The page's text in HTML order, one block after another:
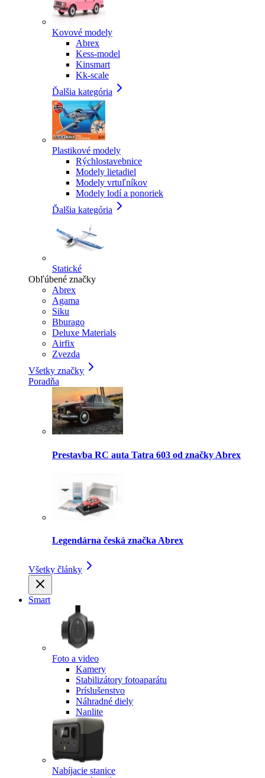
Kovové modely
Abrex
Kess-model
Kinsmart
Kk-scale
Ďalšia kategória
Plastikové modely
Rýchlostavebnice
Modely lietadiel
Modely vrtuľníkov
Modely lodí a ponoriek
Ďalšia kategória
Statické
Obľúbené značky
Abrex
Agama
Siku
Bburago
Deluxe Materials
Airfix
Zvezda
Všetky značky
Poradňa
Prestavba RC auta Tatra 603 od značky Abrex
Legendárna česká značka Abrex
Všetky články
Smart
Foto a video
Kamery
Stabilizátory fotoaparátu
Príslušenstvo
Náhradné diely
Nanlite
Nabíjacie stanice